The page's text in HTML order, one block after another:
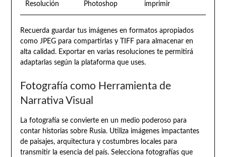
Resolución
Photoshop
imprimir
Recuerda guardar tus imágenes en formatos apropiados
como JPEG para compartirlas y TIFF para almacenar en
alta calidad. Exportar en varias resoluciones te permitirá
adaptarlas según la plataforma que uses.
Fotografía como Herramienta de
Narrativa Visual
La fotografía se convierte en un medio poderoso para
contar historias sobre Rusia. Utiliza imágenes impactantes
de paisajes, arquitectura y costumbres locales para
transmitir la esencia del país. Selecciona fotografías que